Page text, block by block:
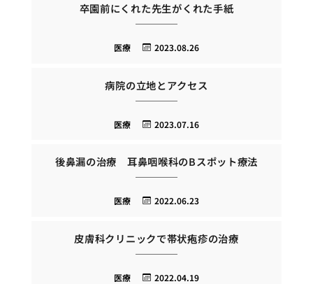
卒園前にくれた先生がくれた手紙
2023.08.26
医療
病院の立地とアクセス
2023.07.16
医療
後鼻漏の治療 耳鼻咽喉科のBスポット療法
2022.06.23
医療
皮膚科クリニックで帯状疱疹の治療
2022.04.19
医療